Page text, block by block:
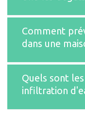
les problèmes
Comment
dans une
Quels sont
infiltration